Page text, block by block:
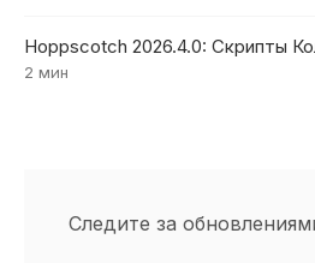
Hoppscotch 2026.4.0: Скрипты
2 мин
Следите за